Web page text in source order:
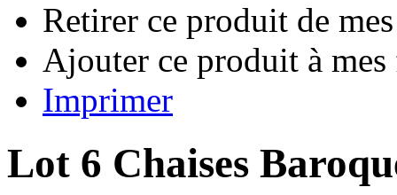
Retirer ce produit de
Ajouter ce produit à
Imprimer
Lot 6 Chaises